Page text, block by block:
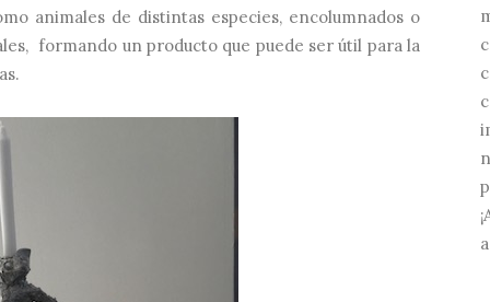
animales de distintas especies, encolumnados o
formando un producto que puede ser útil para la